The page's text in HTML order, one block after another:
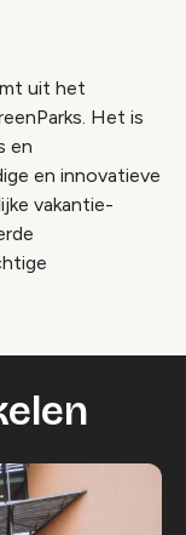
uit het
Het is
en
en innovatieve
vakantie-